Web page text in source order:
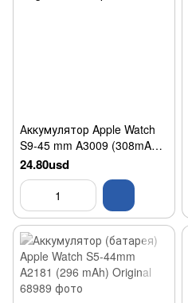
Аккумулятор Apple Watch
S9-45 mm A3009 (308mAh)
Original
24.80usd